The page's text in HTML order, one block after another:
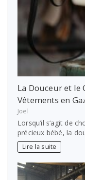
La Douceur et le
Vêtements en
Joel
Lorsqu’il s’agit de
précieux bébé, la
Lire la suite